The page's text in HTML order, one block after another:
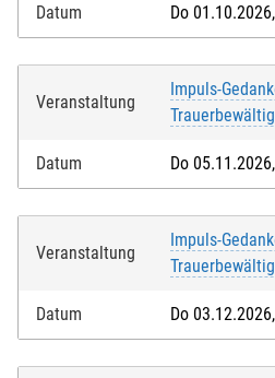
Datum Do
Veranstaltung
Impuls-
Datum Do
Veranstaltung
Impuls-
Datum Do